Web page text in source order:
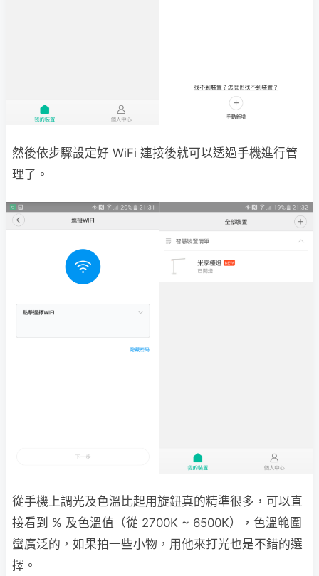
然後依步驟設定好 WiFi 連接後就可以透過手機進行管
理了。
從手機上調光及色溫比起用旋鈕真的精準很多，可以直
接看到 % 及色溫值（從 2700K ~ 6500K），色溫範圍
蠻廣泛的，如果拍一些小物，用他來打光也是不錯的選
擇。